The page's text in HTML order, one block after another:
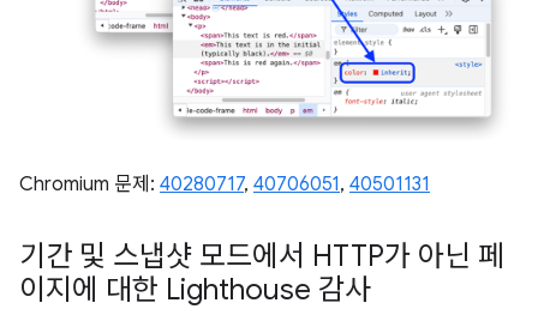
Chromium 문제: 40280717, 40706051, 40501131
기간 및 스냅샷 모드에서 HTTP가 아닌 페
이지에 대한 Lighthouse 감사